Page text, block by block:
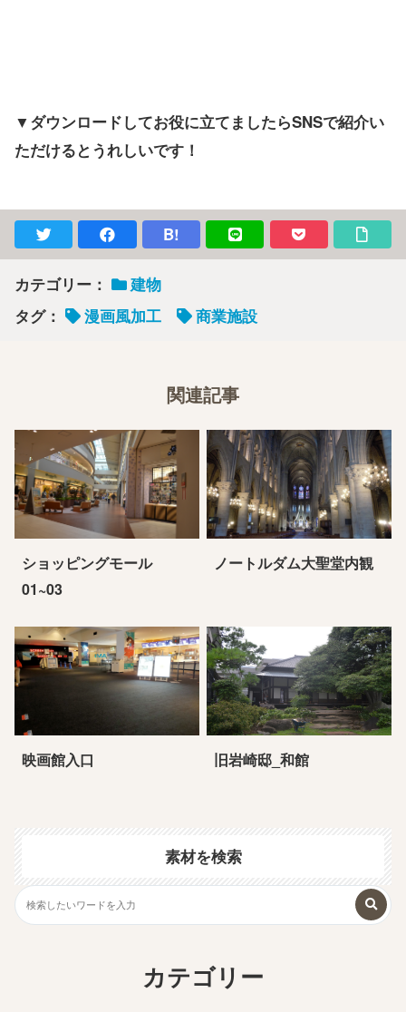
▼ダウンロードしてお役に立てましたらSNSで紹介い
ただけるとうれしいです！
B!
カテゴリー：
建物
タグ：
漫画風加工 商業施設
関連記事
ショッピングモール
01~03
ノートルダム大聖堂内観
映画館入口 旧岩崎邸_和館
素材を検索
カテゴリー